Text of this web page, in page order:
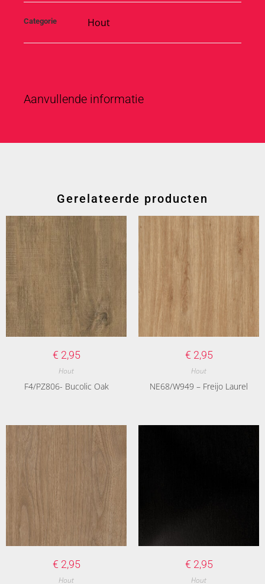
Categorie Hout
Aanvullende informatie
Gerelateerde producten
€ 2,95
Hout
F4/PZ806- Bucolic Oak
€ 2,95
Hout
NE68/W949 – Freijo Laurel
€ 2,95
Hout
€ 2,95
Hout